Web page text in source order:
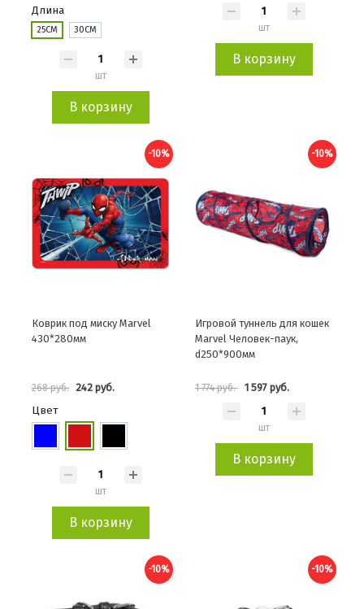
Длина
25СМ 30СМ
шт
В корзину
шт
В корзину
-10%
Коврик под миску Marvel
430*280мм
268 руб. 242 руб.
Цвет
шт
В корзину
-10%
Игровой туннель для кошек
Marvel Человек-паук,
d250*900мм
1 774 руб. 1 597 руб.
шт
В корзину
-10% -10%